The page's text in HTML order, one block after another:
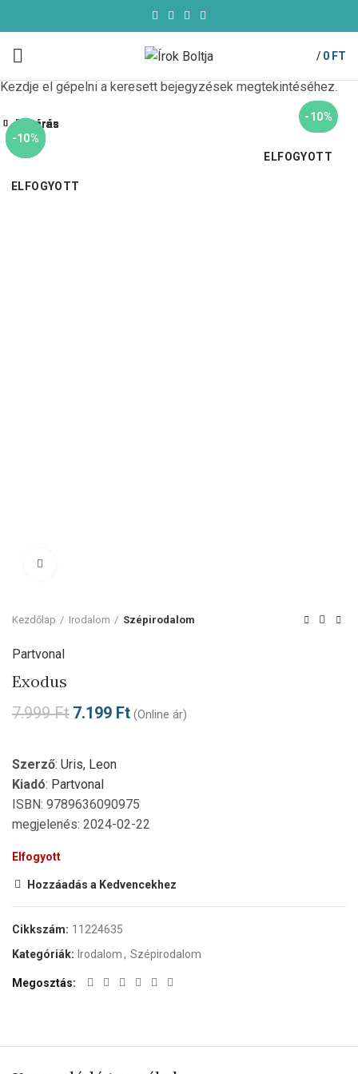
/ 0 FT
-10%
ELFOGYOTT
Kezdőlap Irodalom Szépirodalom
Partvonal
Exodus
7.999Ft 7.199 Ft (Online ár)
Szerző: Uris, Leon
Kiadó: Partvonal
ISBN: 9789636090975
megjelenés: 2024-02-22
Elfogyott
Hozzáadás a Kedvencekhez
Cikkszám: 11224635
Kategóriák: Irodalom, Szépirodalom
Megosztás
-10%
Bezárás
-10%
Bezárás
-10%
Bezárás
-10%
Bezárás
-50%
Bezárás
-10%
ELFOGYOTT
Bezárás
-10%
Bezárás
-10%
Bezárás
Kezdje el gépelni a keresett bejegyzések megtekintéséhez.